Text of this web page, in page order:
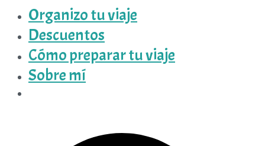
Organizo tu viaje
Descuentos
Cómo preparar tu viaje
Sobre mí